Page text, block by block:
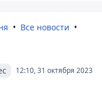
Все новости
12:10, 31 октября 2023